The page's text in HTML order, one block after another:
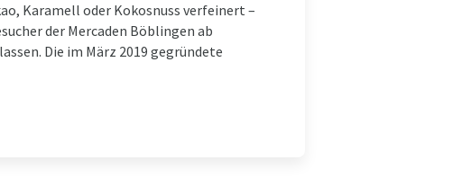
Karamell oder Kokosnuss verfeinert –
der Mercaden Böblingen ab
Die im März 2019 gegründete